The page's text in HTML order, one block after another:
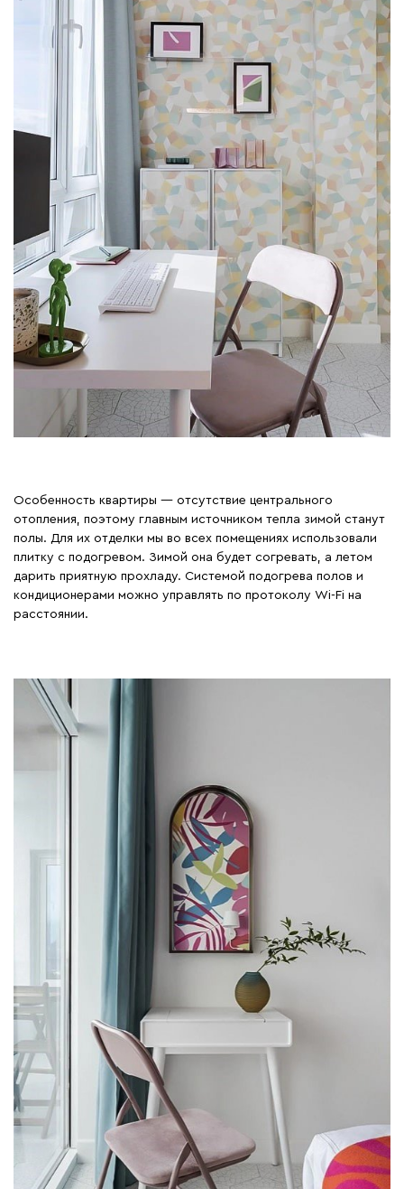
Особенность квартиры — отсутствие центрального
отопления, поэтому главным источником тепла зимой станут
полы. Для их отделки мы во всех помещениях использовали
плитку с подогревом. Зимой она будет согревать, а летом
дарить приятную прохладу. Системой подогрева полов и
кондиционерами можно управлять по протоколу Wi-Fi на
расстоянии.